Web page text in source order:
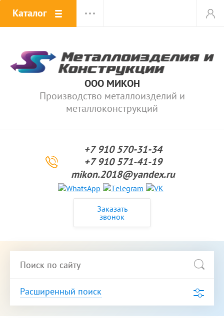
Каталог
ООО МИКОН
Производство металлоизделий и
металлоконструкций
+7 910 570-31-34
+7 910 571-41-19
mikon.2018@yandex.ru
Заказать
звонок
Расширенный поиск